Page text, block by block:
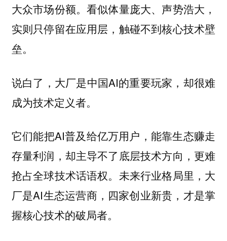
大众市场份额。看似体量庞大、声势浩大，
实则只停留在应用层，触碰不到核心技术壁
垒。
说白了，大厂是中国AI的重要玩家，却很难
成为技术定义者。
它们能把AI普及给亿万用户，能靠生态赚走
存量利润，却主导不了底层技术方向，更难
抢占全球技术话语权。未来行业格局里，大
厂是AI生态运营商，四家创业新贵，才是掌
握核心技术的破局者。